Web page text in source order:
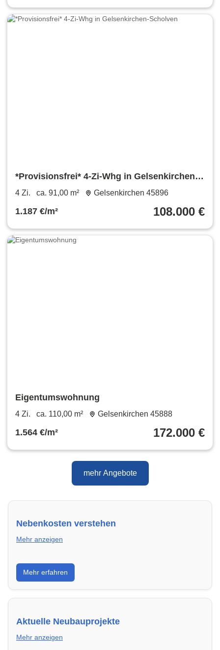
*Provisionsfrei* 4-Zi-Whg in Gelsenkirchen-
Scholven
4 Zi. ca. 91,00 m² Gelsenkirchen 45896
1.187 €/m² 108.000 €
Eigentumswohnung
4 Zi. ca. 110,00 m² Gelsenkirchen 45888
1.564 €/m² 172.000 €
mehr Angebote
Nebenkosten verstehen
Mehr anzeigen
Erfahre, welche Nebenkosten rechtmäßig sind und
wie du deine monatliche Belastung optimieren
kannst.
Mehr erfahren
Aktuelle Neubauprojekte
Mehr anzeigen